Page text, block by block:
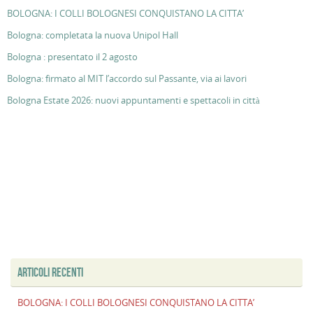
BOLOGNA: I COLLI BOLOGNESI CONQUISTANO LA CITTA’
Bologna: completata la nuova Unipol Hall
Bologna : presentato il 2 agosto
Bologna: firmato al MIT l’accordo sul Passante, via ai lavori
Bologna Estate 2026: nuovi appuntamenti e spettacoli in città
ARTICOLI RECENTI
BOLOGNA: I COLLI BOLOGNESI CONQUISTANO LA CITTA’